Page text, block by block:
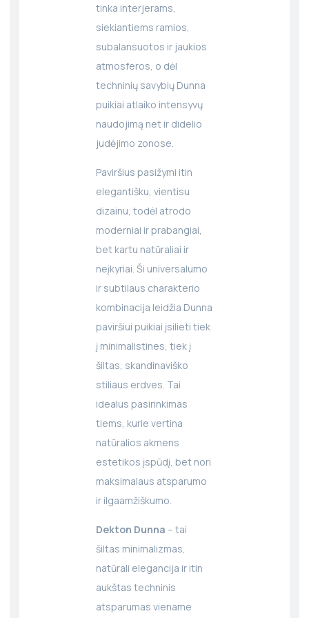
tinka interjerams,
siekiantiems ramios,
subalansuotos ir jaukios
atmosferos, o dėl
techninių savybių Dunna
puikiai atlaiko intensyvų
naudojimą net ir didelio
judėjimo zonose.
Paviršius pasižymi itin
elegantišku, vientisu
dizainu, todėl atrodo
moderniai ir prabangiai,
bet kartu natūraliai ir
neįkyriai. Ši universalumo
ir subtilaus charakterio
kombinacija leidžia Dunna
paviršiui puikiai įsilieti tiek
į minimalistines, tiek į
šiltas, skandinaviško
stiliaus erdves. Tai
idealus pasirinkimas
tiems, kurie vertina
natūralios akmens
estetikos įspūdį, bet nori
maksimalaus atsparumo
ir ilgaamžiškumo.
Dekton Dunna – tai
šiltas minimalizmas,
natūrali elegancija ir itin
aukštas techninis
atsparumas viename